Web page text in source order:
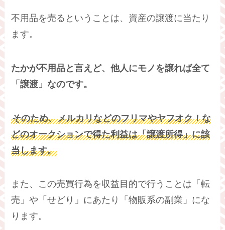
不用品を売るということは、資産の譲渡に当たり
ます。
たかが不用品と言えど、他人にモノを譲れば全て
「譲渡」なのです。
そのため、メルカリなどのフリマやヤフオク！な
どのオークションで得た利益は「譲渡所得」に該
当します。
また、この売買行為を収益目的で行うことは「転
売」や「せどり」にあたり「物販系の副業」にな
ります。